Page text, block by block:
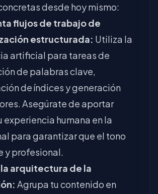
desde hoy mismo:
flujos de trabajo de
estructurada: Utiliza la
artificial para tareas de
de palabras clave,
de índices y generación
Asegúrate de aportar
experiencia humana en la
para garantizar que el tono
y profesional.
arquitectura de la
Agrupa tu contenido en